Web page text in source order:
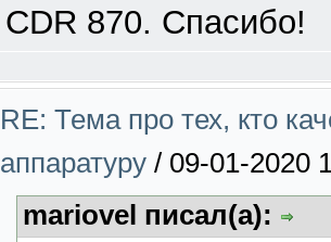
CDR 870. Спасибо!
RE: Тема про тех, кто
аппаратуру / 09-01-2020
mariovel писал(а):